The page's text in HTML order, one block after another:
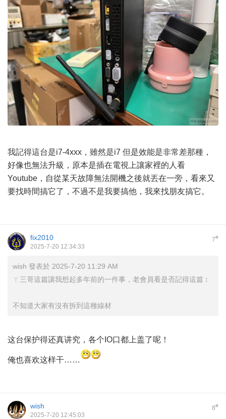
我記得這台是i7-4xxx，雖然是i7 但是效能是非常差那種，
好像也無法升級，原本是插在電視上讓家裡的人看
Youtube，自從某天故障無法開機之後就丟在一旁，看來又
要找時間搞它了，不過不是我要搞他，我來找朋友搞它。
7#
fix2010
2025-7-20 12:34:33
wish 發表於 2025-7-20 11:29 AM
ㄚ三哥這篇讓我想起多年前的一件事，老會員看是否記得這篇︰
不知道大家有沒有拆到這種線材
这台保护得还真讲究，各个IO口都上盖了呢！
俺也喜欢这样干……
8#
wish
2025-7-20 12:45:03